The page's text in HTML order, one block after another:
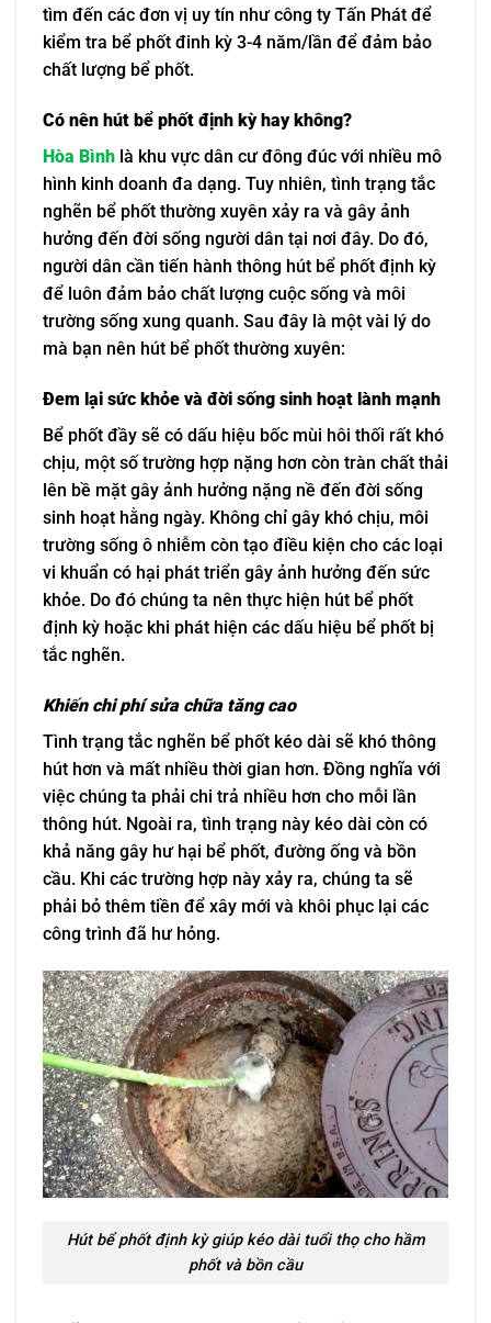
tìm đến các đơn vị uy tín như công ty Tấn Phát để
kiểm tra bể phốt đinh kỳ 3-4 năm/lần để đảm bảo
chất lượng bể phốt.
Có nên hút bể phốt định kỳ hay không?
Hòa Bình là khu vực dân cư đông đúc với nhiều mô
hình kinh doanh đa dạng. Tuy nhiên, tình trạng tắc
nghẽn bể phốt thường xuyên xảy ra và gây ảnh
hưởng đến đời sống người dân tại nơi đây. Do đó,
người dân cần tiến hành thông hút bể phốt định kỳ
để luôn đảm bảo chất lượng cuộc sống và môi
trường sống xung quanh. Sau đây là một vài lý do
mà bạn nên hút bể phốt thường xuyên:
Đem lại sức khỏe và đời sống sinh hoạt lành mạnh
Bể phốt đầy sẽ có dấu hiệu bốc mùi hôi thối rất khó
chịu, một số trường hợp nặng hơn còn tràn chất thải
lên bề mặt gây ảnh hưởng nặng nề đến đời sống
sinh hoạt hằng ngày. Không chỉ gây khó chịu, môi
trường sống ô nhiễm còn tạo điều kiện cho các loại
vi khuẩn có hại phát triển gây ảnh hưởng đến sức
khỏe. Do đó chúng ta nên thực hiện hút bể phốt
định kỳ hoặc khi phát hiện các dấu hiệu bể phốt bị
tắc nghẽn.
Khiến chi phí sửa chữa tăng cao
Tình trạng tắc nghẽn bể phốt kéo dài sẽ khó thông
hút hơn và mất nhiều thời gian hơn. Đồng nghĩa với
việc chúng ta phải chi trả nhiều hơn cho mỗi lần
thông hút. Ngoài ra, tình trạng này kéo dài còn có
khả năng gây hư hại bể phốt, đường ống và bồn
cầu. Khi các trường hợp này xảy ra, chúng ta sẽ
phải bỏ thêm tiền để xây mới và khôi phục lại các
công trình đã hư hỏng.
Hút bể phốt định kỳ giúp kéo dài tuổi thọ cho hầm
phốt và bồn cầu